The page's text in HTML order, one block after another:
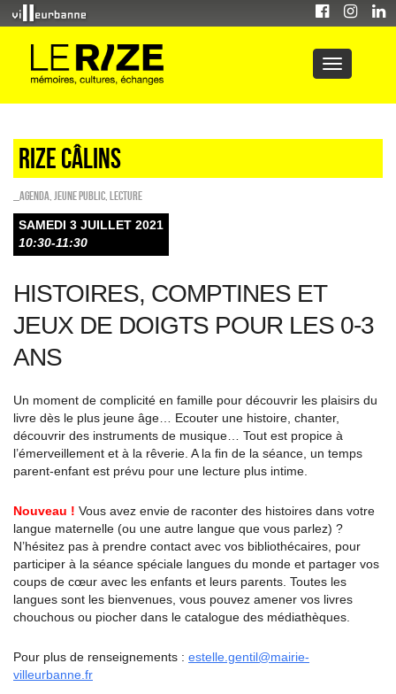
Rize câlins
_Agenda Jeune public Lecture
SAMEDI 3 JUILLET 2021
10:30-11:30
HISTOIRES, COMPTINES ET
JEUX DE DOIGTS POUR LES 0-3
ANS
Un moment de complicité en famille pour découvrir les plaisirs du
livre dès le plus jeune âge… Ecouter une histoire, chanter,
découvrir des instruments de musique… Tout est propice à
l’émerveillement et à la rêverie. A la fin de la séance, un temps
parent-enfant est prévu pour une lecture plus intime.
Nouveau ! Vous avez envie de raconter des histoires dans votre
langue maternelle (ou une autre langue que vous parlez) ?
N’hésitez pas à prendre contact avec vos bibliothécaires, pour
participer à la séance spéciale langues du monde et partager vos
coups de cœur avec les enfants et leurs parents. Toutes les
langues sont les bienvenues, vous pouvez amener vos livres
chouchous ou piocher dans le catalogue des médiathèques.
Pour plus de renseignements : estelle.gentil@mairie-
villeurbanne.fr